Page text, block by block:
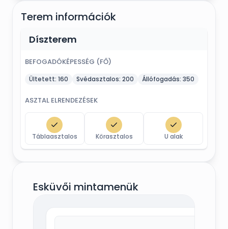
Terem információk
Díszterem
BEFOGADÓKÉPESSÉG (FŐ)
Ültetett: 160 Svédasztalos: 200 Állófogadás: 350
ASZTAL ELRENDEZÉSEK
Táblaasztalos Körasztalos U alak
Esküvői mintamenük